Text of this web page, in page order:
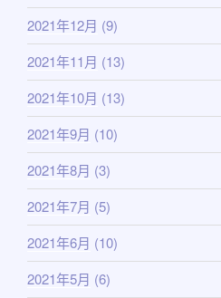
2021年12月 (9)
2021年11月 (13)
2021年10月 (13)
2021年9月 (10)
2021年8月 (3)
2021年7月 (5)
2021年6月 (10)
2021年5月 (6)